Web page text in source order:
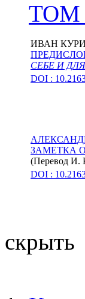
ТОМ
ИВАН
СЕБЕ И
DOI :
ЗАМЕТКА
(Перевод И.
DOI :